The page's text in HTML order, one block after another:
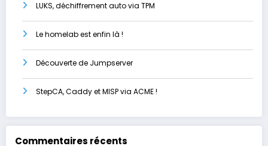
LUKS, déchiffrement auto via TPM
Le homelab est enfin là !
Découverte de Jumpserver
StepCA, Caddy et MISP via ACME !
Commentaires récents